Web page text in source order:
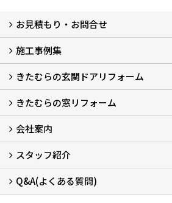
お見積もり・お問合せ
LINEで概算見積もり
チャットで質問
問い合わせフォームから
オンライン相談
電話で相談
無料現地調査をご希望の方
施工事例集
玄関ドアリフォーム
玄関引戸リフォーム
勝手口ドアリフォーム
窓リフォーム
きたむらの玄関ドアリフォーム
玄関ドアリフォームについて
リシェントについて (23)
・玄関ドアバリエーション (52)
・玄関引戸バリエーション (44)
・勝手口ドアバリエーション (11)
安心の自社施工
無料点検
保証について
価格について
概算見積について (2)
きたむらの窓リフォーム
窓リフォームについて (5)
・内窓設置-LIXILインプラス
・内窓設置-AGCまどまど
・窓交換
・エコガラス交換
・防犯・防災ガラス交換
会社案内
会社概要 (2)
ブログ
アクセス
施工エリア
施工までの流れ
SNSインフォメーション
チャット機能
オンライン打合わせ
補助金について (2)
スタッフ紹介
スタッフ紹介
Q&A(よくある質問)